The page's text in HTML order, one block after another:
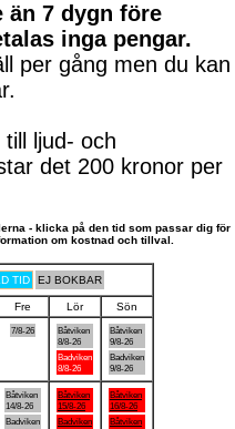
än 7 dygn före
inga pengar.
per gång men du kan
ljud- och
det 200 kronor per
- klicka på den tid som passar dig för
om kostnad och tillval.
TID EJ BOKBAR
Fre Lör
Sön
7/8-26
Båtviken
8/8-26
Badviken
8/8-26
Båtviken
9/8-26
Badviken
9/8-26
Båtviken
14/8-26
Badviken
Båtviken
15/8-26
Badviken
Båtviken
16/8-26
Båtviken